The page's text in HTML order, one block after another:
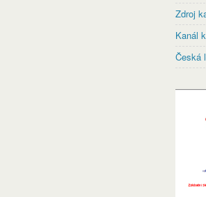
Zdroj
Kanál
Česká